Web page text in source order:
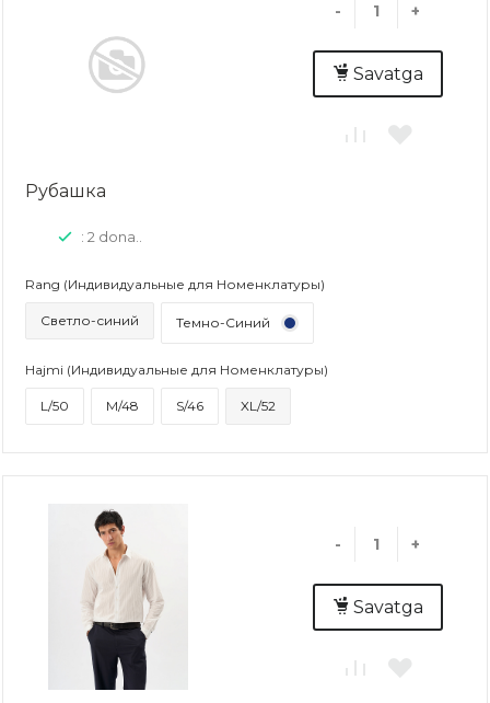
- +
Savatga
Рубашка
: 2 dona..
Rang (Индивидуальные для Номенклатуры)
Светло-синий Темно-Синий
Hajmi (Индивидуальные для Номенклатуры)
L/50 M/48 S/46 XL/52
- +
Savatga